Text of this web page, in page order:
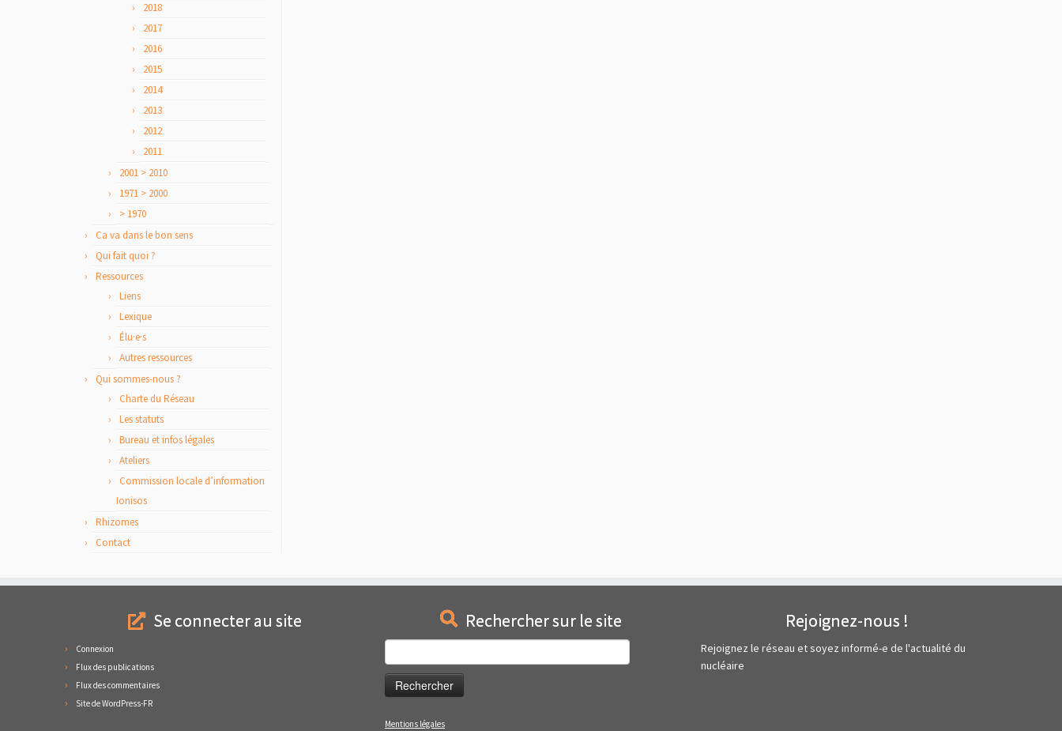
2018
2017
2016
2015
2014
2013
2012
2011
2001 > 2010
1971 > 2000
> 1970
Ca va dans le bon sens
Qui fait quoi ?
Ressources
Liens
Lexique
Élu·e·s
Autres ressources
Qui sommes-nous ?
Charte du Réseau
Les statuts
Bureau et infos légales
Ateliers
Commission locale d’information
Ionisos
Rhizomes
Contact
Se connecter au site
Connexion
Flux des publications
Flux des commentaires
Site de WordPress-FR
Rechercher sur le site
Mentions légales
Rejoignez-nous !
Rejoignez le réseau et soyez informé-e de l'actualité du
nucléaire